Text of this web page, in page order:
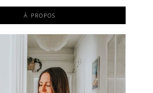
À PROPOS